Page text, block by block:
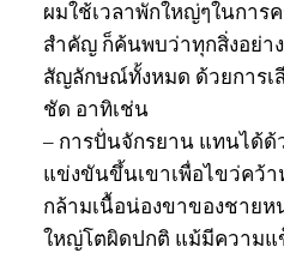
ผมใช้เวลาพักใหญ่ๆในการ
สำคัญ ก็ค้นพบว่าทุกสิ่งอย่า
สัญลักษณ์ทั้งหมด ด้วยการเ
ชัด อาทิเช่น
– การปั่นจักรยาน แทนได้
แข่งขันขึ้นเขาเพื่อไขว่คว้า
กล้ามเนื้อน่องขาของชายห
ใหญ่โตผิดปกติ แม้มีความแ